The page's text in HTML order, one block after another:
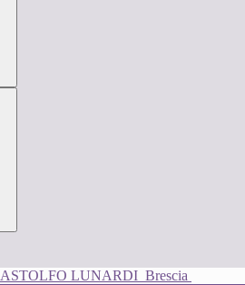
ASTOLFO LUNARDI Brescia